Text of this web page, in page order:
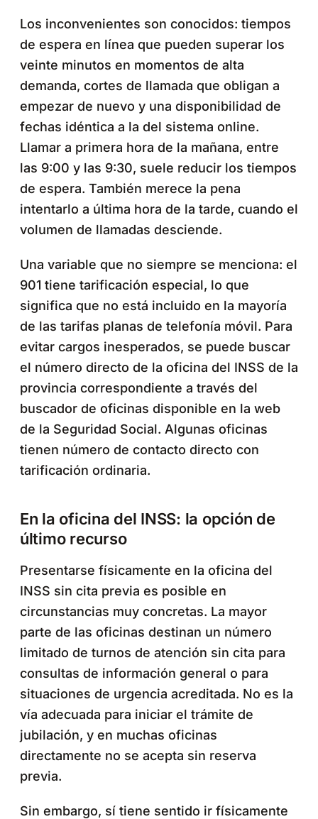
Los inconvenientes son conocidos: tiempos
de espera en línea que pueden superar los
veinte minutos en momentos de alta
demanda, cortes de llamada que obligan a
empezar de nuevo y una disponibilidad de
fechas idéntica a la del sistema online.
Llamar a primera hora de la mañana, entre
las 9:00 y las 9:30, suele reducir los tiempos
de espera. También merece la pena
intentarlo a última hora de la tarde, cuando el
volumen de llamadas desciende.
Una variable que no siempre se menciona: el
901 tiene tarificación especial, lo que
significa que no está incluido en la mayoría
de las tarifas planas de telefonía móvil. Para
evitar cargos inesperados, se puede buscar
el número directo de la oficina del INSS de la
provincia correspondiente a través del
buscador de oficinas disponible en la web
de la Seguridad Social. Algunas oficinas
tienen número de contacto directo con
tarificación ordinaria.
En la oficina del INSS: la opción de
último recurso
Presentarse físicamente en la oficina del
INSS sin cita previa es posible en
circunstancias muy concretas. La mayor
parte de las oficinas destinan un número
limitado de turnos de atención sin cita para
consultas de información general o para
situaciones de urgencia acreditada. No es la
vía adecuada para iniciar el trámite de
jubilación, y en muchas oficinas
directamente no se acepta sin reserva
previa.
Sin embargo, sí tiene sentido ir físicamente